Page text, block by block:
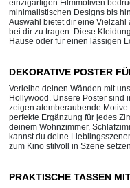
einzigartigen Filmmotiven
minimalistischen Designs bis
Auswahl bietet dir eine
bei dir zu tragen. Diese
Hause oder für einen lässigen
DEKORATIVE POSTER
Verleihe deinen Wänden mit
Hollywood. Unsere Poster sind
zeigen atemberaubende
perfekte Ergänzung für jedes
deinem Wohnzimmer,
kannst du deine
zum Kino stilvoll in Szene
PRAKTISCHE TASSEN